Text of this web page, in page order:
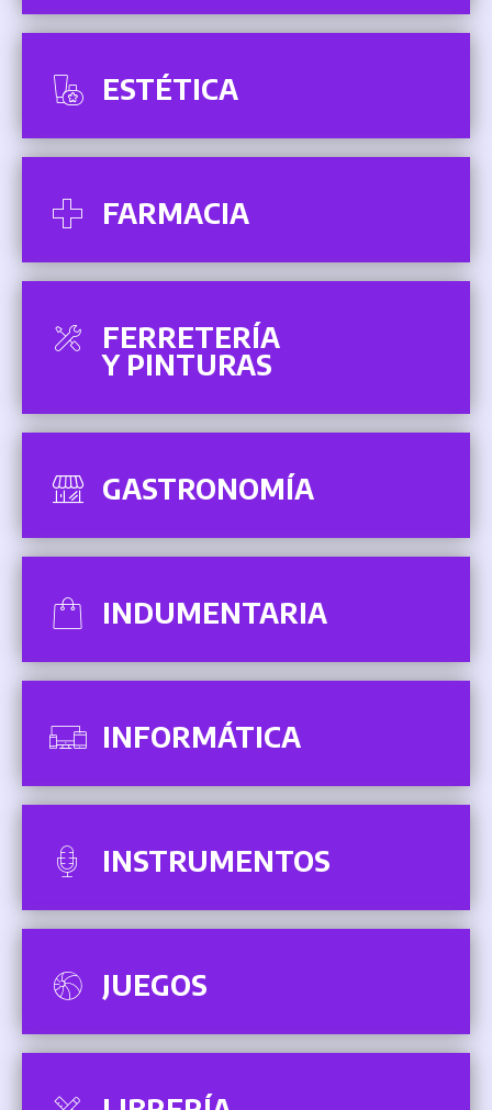
ESTÉTICA
FARMACIA
FERRETERÍA
Y PINTURAS
GASTRONOMÍA
INDUMENTARIA
INFORMÁTICA
INSTRUMENTOS
JUEGOS